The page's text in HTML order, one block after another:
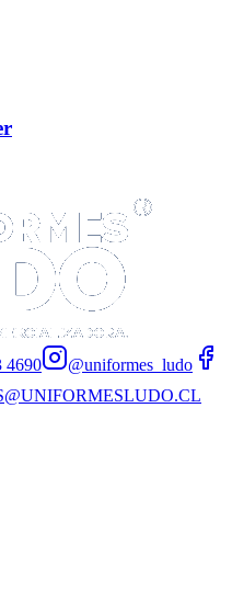
4690
@uniformes_ludo